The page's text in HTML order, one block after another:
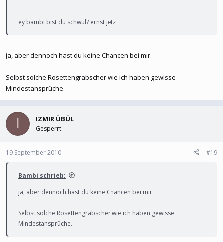
ey bambi bist du schwul? ernst jetz
ja, aber dennoch hast du keine Chancen bei mir.
Selbst solche Rosettengrabscher wie ich haben gewisse
Mindestansprüche.
I IZMIR ÜBÜL
Gesperrt
19 September 2010 #19
Bambi schrieb:
ja, aber dennoch hast du keine Chancen bei mir.
Selbst solche Rosettengrabscher wie ich haben gewisse
Mindestansprüche.